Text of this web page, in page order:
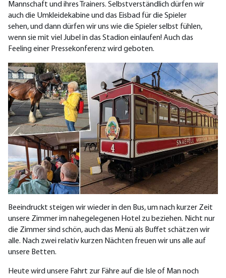
Mannschaft und ihres Trainers. Selbstverständlich dürfen wir
auch die Umkleidekabine und das Eisbad für die Spieler
sehen, und dann dürfen wir uns wie die Spieler selbst fühlen,
wenn sie mit viel Jubel in das Stadion einlaufen! Auch das
Feeling einer Pressekonferenz wird geboten.
Beeindruckt steigen wir wieder in den Bus, um nach kurzer Zeit
unsere Zimmer im nahegelegenen Hotel zu beziehen. Nicht nur
die Zimmer sind schön, auch das Menü als Buffet schätzen wir
alle. Nach zwei relativ kurzen Nächten freuen wir uns alle auf
unsere Betten.
Heute wird unsere Fahrt zur Fähre auf die Isle of Man noch